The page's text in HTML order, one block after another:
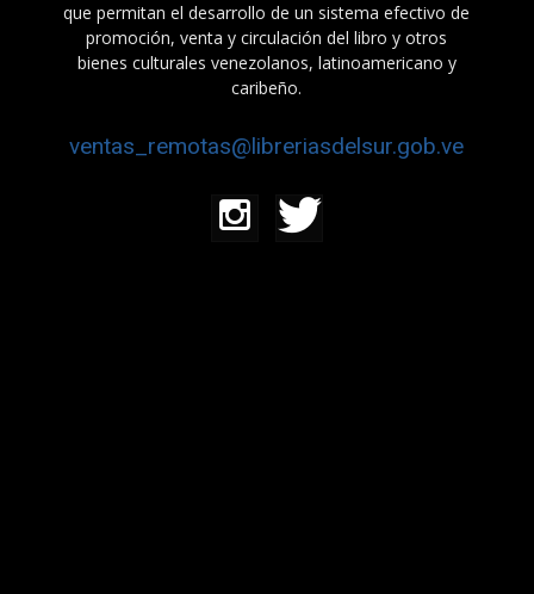
que permitan el desarrollo de un sistema efectivo de
promoción, venta y circulación del libro y otros
bienes culturales venezolanos, latinoamericano y
caribeño.
ventas_remotas@libreriasdelsur.gob.ve